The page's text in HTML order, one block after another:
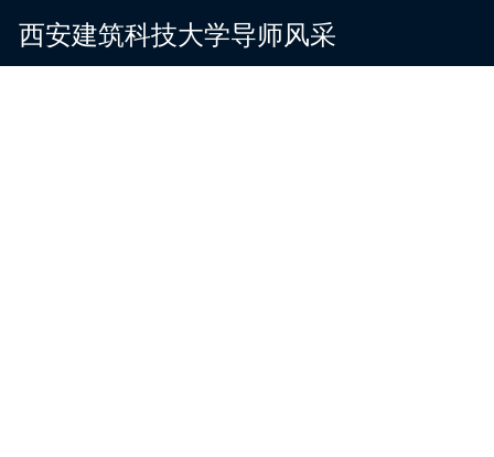
西安建筑科技大学导师风采